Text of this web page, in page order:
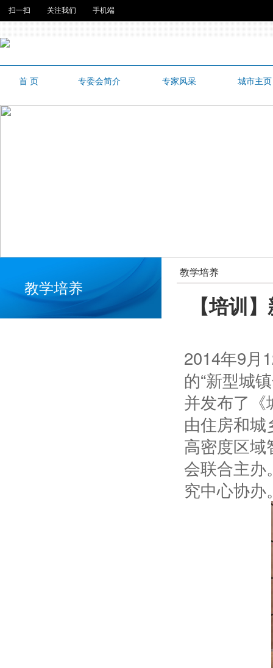
扫一扫 关注我们 手机端
首 页 专委会简介 专家风采 城市主页
教学培养
教学培养
【培训
2014年9月
的“新型城
并发布了《
由住房和
高密度区域
会联合主办
究中心协